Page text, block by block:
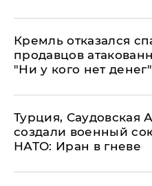
Кремль отказался
продавцов
"Ни у кого нет денег"
Турция, Саудовская
создали военный
НАТО: Иран в гневе